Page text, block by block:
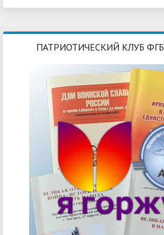
ПАТРИОТИЧЕСКИЙ КЛУБ